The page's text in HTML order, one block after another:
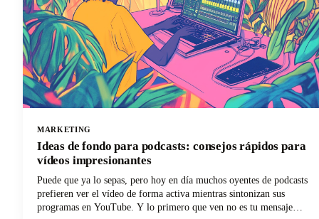
MARKETING
Ideas de fondo para podcasts: consejos rápidos para
vídeos impresionantes
Puede que ya lo sepas, pero hoy en día muchos oyentes de podcasts
prefieren ver el vídeo de forma activa mientras sintonizan sus
programas en YouTube. Y lo primero que ven no es tu mensaje